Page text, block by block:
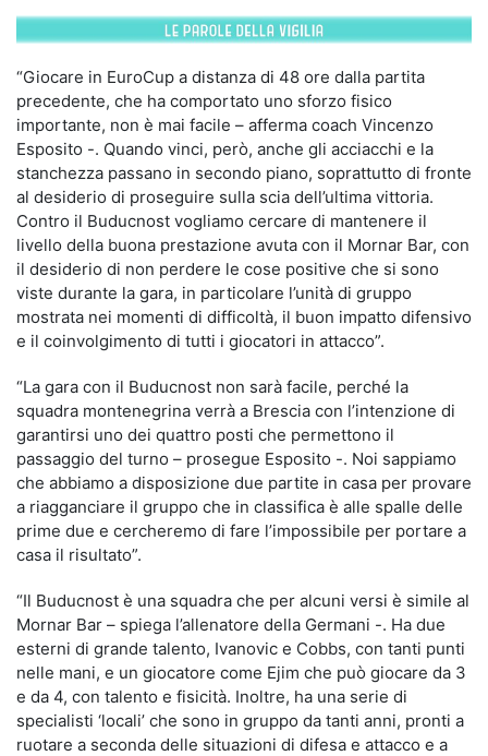
“Giocare in EuroCup a distanza di 48 ore dalla partita
precedente, che ha comportato uno sforzo fisico
importante, non è mai facile – afferma coach Vincenzo
Esposito -. Quando vinci, però, anche gli acciacchi e la
stanchezza passano in secondo piano, soprattutto di fronte
al desiderio di proseguire sulla scia dell’ultima vittoria.
Contro il Buducnost vogliamo cercare di mantenere il
livello della buona prestazione avuta con il Mornar Bar, con
il desiderio di non perdere le cose positive che si sono
viste durante la gara, in particolare l’unità di gruppo
mostrata nei momenti di difficoltà, il buon impatto difensivo
e il coinvolgimento di tutti i giocatori in attacco”.
“La gara con il Buducnost non sarà facile, perché la
squadra montenegrina verrà a Brescia con l’intenzione di
garantirsi uno dei quattro posti che permettono il
passaggio del turno – prosegue Esposito -. Noi sappiamo
che abbiamo a disposizione due partite in casa per provare
a riagganciare il gruppo che in classifica è alle spalle delle
prime due e cercheremo di fare l’impossibile per portare a
casa il risultato”.
“Il Buducnost è una squadra che per alcuni versi è simile al
Mornar Bar – spiega l’allenatore della Germani -. Ha due
esterni di grande talento, Ivanovic e Cobbs, con tanti punti
nelle mani, e un giocatore come Ejim che può giocare da 3
e da 4, con talento e fisicità. Inoltre, ha una serie di
specialisti ‘locali’ che sono in gruppo da tanti anni, pronti a
ruotare a seconda delle situazioni di difesa e attacco e a